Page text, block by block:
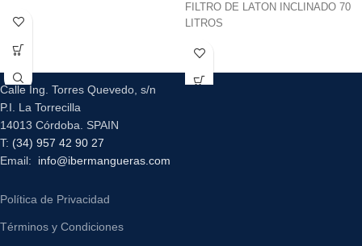
FILTRO DE LATON INCLINADO 70
LITROS
Calle Ing. Torres Quevedo, s/n
P.I. La Torrecilla
14013 Córdoba. SPAIN
T: (34) 957 42 90 27
Email: info@ibermangueras.com
Política de Privacidad
Términos y Condiciones